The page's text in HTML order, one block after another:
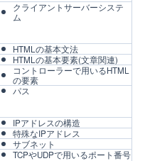
クライアントサーバーシステ
ム
HTMLの基本文法
HTMLの基本要素(文章関連)
コントローラーで用いるHTML
の要素
パス
IPアドレスの構造
特殊なIPアドレス
サブネット
TCPやUDPで用いるポート番号